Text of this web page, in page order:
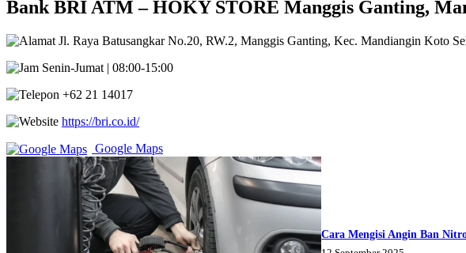
Bank BRI ATM – HOKY STORE Manggis Ganting,
Jl. Raya Batusangkar No.20, RW.2, Manggis Ganting, Kec. Mandiangin Koto
Senin-Jumat | 08:00-15:00
+62 21 14017
https://bri.co.id/
Google Maps
Cara Mengisi Angin Ban